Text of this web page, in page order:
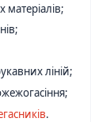
ліній;
.